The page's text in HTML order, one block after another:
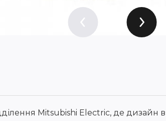
Mitsubishi Electric, де